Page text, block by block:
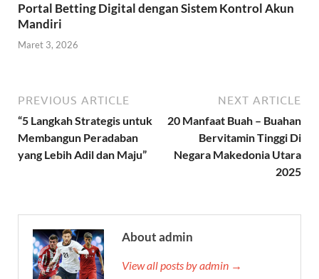
Portal Betting Digital dengan Sistem Kontrol Akun
Mandiri
Maret 3, 2026
PREVIOUS ARTICLE
“5 Langkah Strategis untuk
Membangun Peradaban
yang Lebih Adil dan Maju”
NEXT ARTICLE
20 Manfaat Buah – Buahan
Bervitamin Tinggi Di
Negara Makedonia Utara
2025
About admin
View all posts by admin →